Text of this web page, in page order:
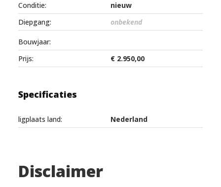
Conditie:
nieuw
Diepgang:
onbekend
Bouwjaar:
Prijs:
€ 2.950,00
Specificaties
ligplaats land: Nederland
Disclaimer